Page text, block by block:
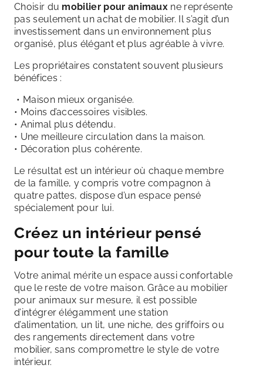
Choisir du mobilier pour animaux ne représente
pas seulement un achat de mobilier. Il s’agit d’un
investissement dans un environnement plus
organisé, plus élégant et plus agréable à vivre.
Les propriétaires constatent souvent plusieurs
bénéfices :
• Maison mieux organisée.
• Moins d’accessoires visibles.
• Animal plus détendu.
• Une meilleure circulation dans la maison.
• Décoration plus cohérente.
Le résultat est un intérieur où chaque membre
de la famille, y compris votre compagnon à
quatre pattes, dispose d’un espace pensé
spécialement pour lui.
Créez un intérieur pensé
pour toute la famille
Votre animal mérite un espace aussi confortable
que le reste de votre maison. Grâce au mobilier
pour animaux sur mesure, il est possible
d’intégrer élégamment une station
d’alimentation, un lit, une niche, des griffoirs ou
des rangements directement dans votre
mobilier, sans compromettre le style de votre
intérieur.